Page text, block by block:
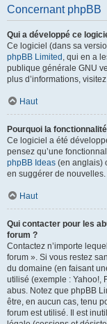
Concernant phpBB
Qui a développé ce
Ce logiciel (dans sa
phpBB Limited , qui en a
publique générale GNU
plus d’informations,
Haut
Pourquoi la
Ce logiciel a été
pensez qu’une
phpBB Ideas (en anglais)
en suggérer de nouvelles.
Haut
Qui contacter pour les
forum ?
Contactez n’importe
forum ». Si vous restez
du domaine (en faisant
utilisé (exemple : Yahoo!,
abus. Notez que phpBB
être, en aucun cas, tenu
forum est utilisé. Il est